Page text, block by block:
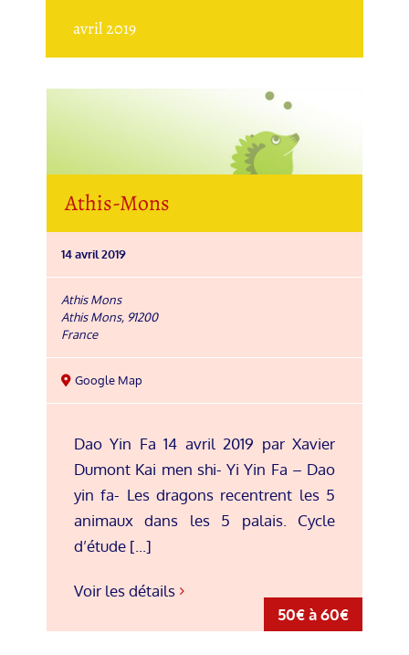
avril 2019
50€ à 60€
Athis-Mons
14 avril 2019
Athis Mons
Athis Mons, 91200
France
Google Map
Dao Yin Fa 14 avril 2019 par Xavier
Dumont Kai men shi- Yi Yin Fa – Dao
yin fa- Les dragons recentrent les 5
animaux dans les 5 palais. Cycle
d’étude [...]
Voir les détails